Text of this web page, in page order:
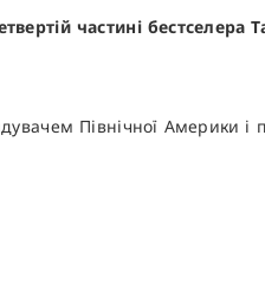
частині
Північної Америки і